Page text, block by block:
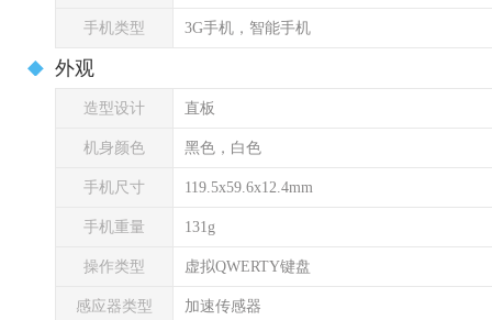
手机类型 3G手机，智能手机
外观
造型设计 直板
机身颜色 黑色，白色
手机尺寸 119.5x59.6x12.4mm
手机重量 131g
操作类型 虚拟QWERTY键盘
感应器类型 加速传感器